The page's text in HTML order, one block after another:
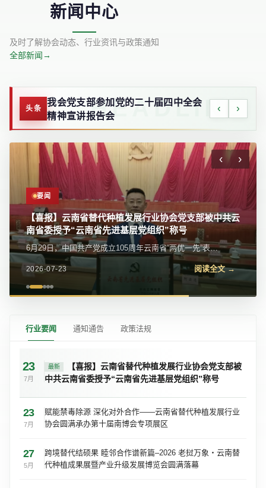
新闻中心
及时了解协会动态、行业资讯与政策通知
全部新闻 →
头条
我会党支部参加党的二十届四中全会
精神宣讲报告会
‹ ›
要闻
【喜报】云南省替代种植发展行业协会党支部被中共云
南省委授予“云南省先进基层党组织”称号
6月29日，中国共产党成立105周年云南省“两优一先”表彰
大会在昆明隆重举行。云南省替代种植发展行业协会党支
部被中共云南省委授予“云南省先进基层...
2026-07-23 阅读全文 →
要闻
我会党支部参加党的二十届四中全会精神宣讲报告会
近日，我会党支部参加金碧街道党工委举办的学习贯彻党
的二十届四中全会精神宣讲报告会。区委宣传部常务副部
长、区委网信办主任苏学峰带队宣讲，社区党委、...
2026-07-23 阅读全文 →
‹ ›
行业要闻 通知通告 政策法规
23
7月
最新
【喜报】云南省替代种植发展行业协会党支部被
中共云南省委授予“云南省先进基层党组织”称号
23
7月
赋能禁毒除源 深化对外合作——云南省替代种植发展行业
协会圆满承办第十届南博会专项展区
27
5月
跨境替代结硕果 睦邻合作谱新篇–2026 老挝万象・云南替
代种植成果展暨产业升级发展博览会圆满落幕